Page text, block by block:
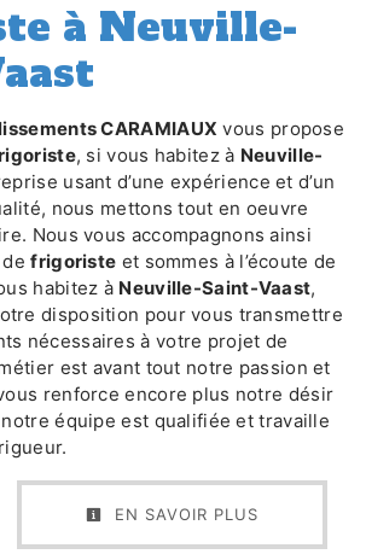
à Neuville-
CARAMIAUX vous propose
, si vous habitez à Neuville-
usant d’une expérience et d’un
nous mettons tout en oeuvre
Nous vous accompagnons ainsi
defrigoriste et sommes à l’écoute de
habitez à Neuville-Saint-Vaast,
disposition pour vous transmettre
nécessaires à votre projet de
est avant tout notre passion et
renforce encore plus notre désir
équipe est qualifiée et travaille
EN SAVOIR PLUS